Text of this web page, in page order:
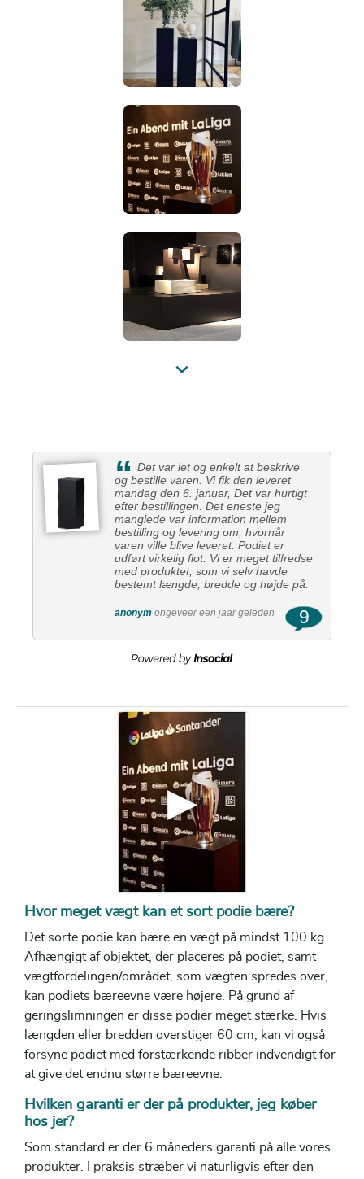
Ønsker du at tilføje dit sort podie enmontre i plexiglas eller
indbygget LED-belysningeller specialtrykt
med dit logo. Hellere en alt i én løsning? Så
kan du vælge en komplet løsning: Etsort podie med
montre og belysning, klar til straks at gøre indtryk.
Andre sorte toner og varianter
Har du brug for en anden farvenuance? Ud over RAL 9005
andre sorte toner, f.eks. RAL 9004, RAL
9011 eller RAL 9017. Endvidere har Solits
podier, samt podier ibetonlook
præsentationer i ét stilfuldt udtryk. Tag et kig på de
forskellige varianter eller forhør dig om mulighederne.
Hurtig levering, klar til præsentation på ingen tid
Produktion på eget værksted betyder korte leveringstider,
stabil kvalitet og fleksible løsninger - uden alt det
Hvor meget vægt kan et sort podie bære?
Det sorte podie kan bære en vægt på mindst 100 kg.
Afhængigt af objektet, der placeres på podiet, samt
vægtfordelingen/området, som vægten spredes over,
kan podiets bæreevne være højere. På grund af
geringslimningen er disse podier meget stærke. Hvis
længden eller bredden overstiger 60 cm, kan vi også
forsyne podiet med forstærkende ribber indvendigt for
at give det endnu større bæreevne.
Hvilken garanti er der på produkter, jeg køber
hos jer?
Som standard er der 6 måneders garanti på alle vores
produkter. I praksis stræber vi naturligvis efter den